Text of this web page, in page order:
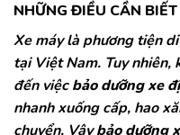
NHỮNG ĐIỀU CẦN BIẾT
Xe máy là phương tiện
tại Việt Nam. Tuy nhiên,
đến việcbảo dưỡng xe
nhanh xuống cấp, hao
chuyển. Vậybảo dưỡng